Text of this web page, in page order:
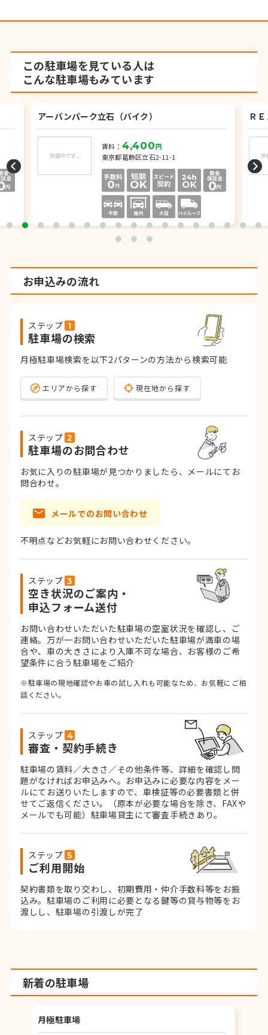
この駐車場を見ている人は
こんな駐車場もみています
アーバンパーク立石（バイク）
賃料： 4,400円
東京都葛飾区立石2-11-1
Ｒ
お申込みの流れ
ステップ
駐車場の検索
月極駐車場検索を以下2パターンの方法から検索可能
エリアから探す 現在地から探す
ステップ
駐車場のお問合わせ
お気に入りの駐車場が見つかりましたら、メールにてお
問合わせ。
メールでのお問い合わせ
不明点などお気軽にお問い合わせください。
ステップ
空き状況のご案内・
申込フォーム送付
お問い合わせいただいた駐車場の空室状況を確認し、ご
連絡。 万が一お問い合わせいただいた駐車場が満車の場
合や、車の大きさにより入庫不可な場合、お客様のご希
望条件に合う駐車場をご紹介
※駐車場の現地確認やお車の試し入れも可能なため、お気軽にご相
談ください。
ステップ
審査・契約手続き
駐車場の賃料／大きさ／その他条件等、詳細を確認し問
題がなければお申込みへ。お申込みに必要な内容をメー
ルにてお送りいたしますので、車検証等の必要書類と併
せてご返信ください。
（原本が必要な場合を除き、FAXや
メールでも可能） 駐車場貸主にて審査手続きあり。
ステップ
ご利用開始
契約書類を取り交わし、初期費用・仲介手数料等をお振
込み。駐車場のご利用に必要となる鍵等の貸与物等をお
渡しし、駐車場の引渡しが完了
新着の駐車場
月極駐車場